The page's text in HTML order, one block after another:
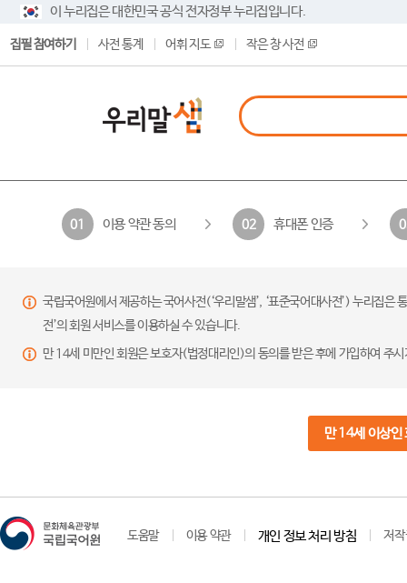
이 누리집은 대한민국 공식 전자정부 누리집입니다.
집필 참여하기 사전 통계 어휘 지도 작은 창 사전
01 이용 약관 동의 02 휴대폰 인증
국립국어원에서 제공하는 국어사전(‘우리말샘’, ‘표준국어대사전’) 누리집
전’의 회원 서비스를 이용하실 수 있습니다.
만 14세 미만인 회원은 보호자(법정대리인)의 동의를 받은 후에 가입하여 주
만 14세 이상인
도움말 이용 약관 개인 정보 처리 방침 저